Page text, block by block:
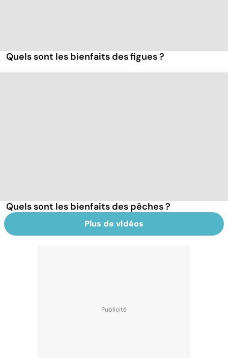
Quels sont les bienfaits des figues ?
Quels sont les bienfaits des pêches ?
Plus de vidéos